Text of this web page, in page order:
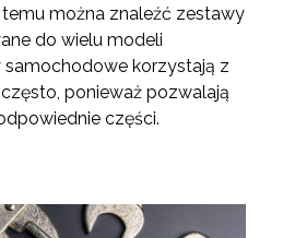
można znaleźć zestawy
do wielu modeli
korzystają z
ponieważ pozwalają
części.